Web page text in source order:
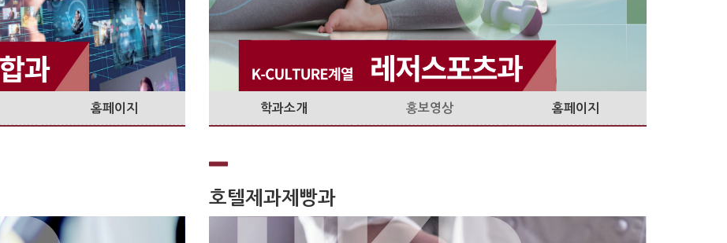
홈페이지 학과소개 홍보영상 홈페이지
호텔제과제빵과